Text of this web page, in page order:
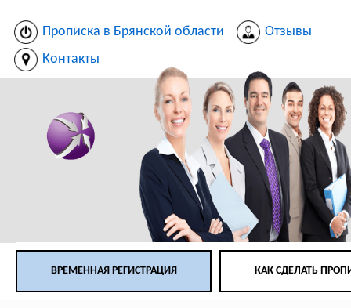
Прописка в Брянской области
Отзывы
Контакты
ВРЕМЕННАЯ РЕГИСТРАЦИЯ КАК СДЕЛАТЬ